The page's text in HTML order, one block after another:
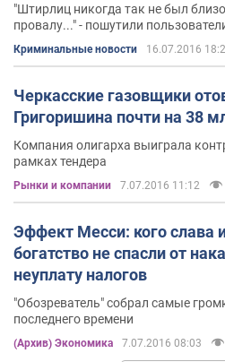
"Штирлиц никогда так не был
провалу..." - пошутили
Криминальные новости 16.07.2016
Черкасские газовщики
Григоришина почти на 38
Компания олигарха выиграла
рамках тендера
Рынки и компании 7.07.2016 11:12
Эффект Месси: кого слава
богатство не спасли от
неуплату налогов
"Обозреватель" собрал самые
последнего времени
(Архив) Экономика 7.07.2016 08:03